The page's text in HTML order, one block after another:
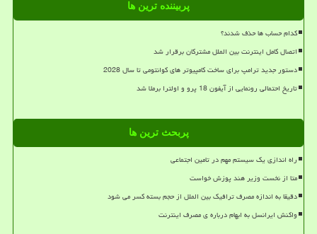
پربیننده ترین ها
کدام حساب ها حذف شدند؟
اتصال کامل اینترنت بین الملل مشترکان برقرار شد
دستور جدید ترامپ برای ساخت کامپیوتر های کوانتومی تا سال 2028
تاریخ احتمالی رونمایی از آیفون 18 پرو و اولترا برملا شد
پربحث ترین ها
راه اندازی یک سیستم مهم در تامین اجتماعی
متا از نخست وزیر هند پوزش خواست
دقیقا به اندازه مصرف ترافیک بین الملل از حجم بسته کسر می شود
واکنش ایرانسل به ابهام درباره ی مصرف اینترنت